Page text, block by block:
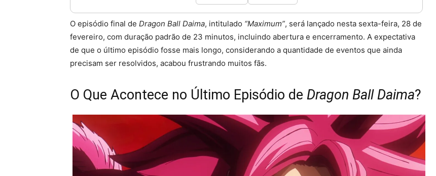
O episódio final de Dragon Ball Daima, intitulado “Maximum”, será lançado nesta sexta-feira, 28 de
fevereiro, com duração padrão de 23 minutos, incluindo abertura e encerramento. A expectativa
de que o último episódio fosse mais longo, considerando a quantidade de eventos que ainda
precisam ser resolvidos, acabou frustrando muitos fãs.
O Que Acontece no Último Episódio de Dragon Ball Daima?